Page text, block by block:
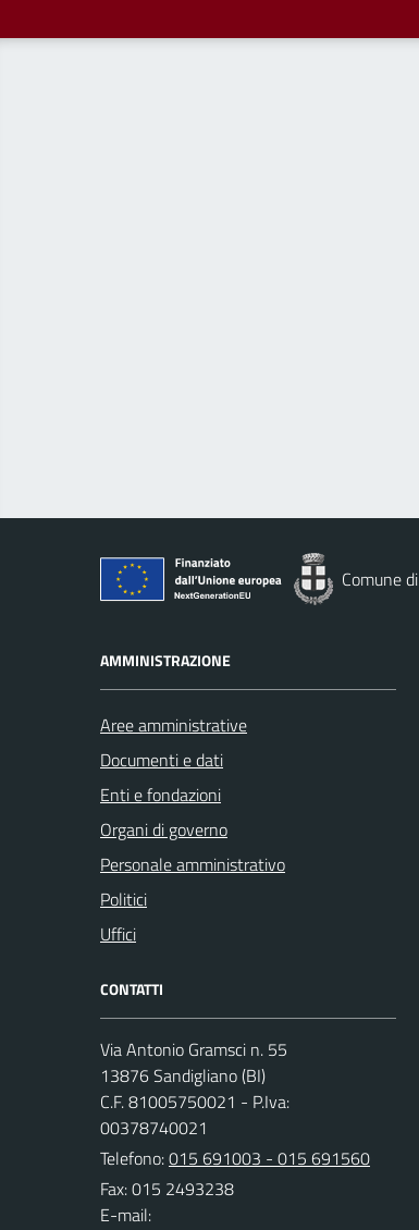
Comune
AMMINISTRAZIONE
Aree amministrative
Documenti e dati
Enti e fondazioni
Organi di governo
Personale amministrativo
Politici
Uffici
CONTATTI
Via Antonio Gramsci n. 55
13876 Sandigliano (BI)
C.F. 81005750021 - P.Iva:
00378740021
Telefono:015 691003 - 015 691560
Fax: 015 2493238
E-mail: